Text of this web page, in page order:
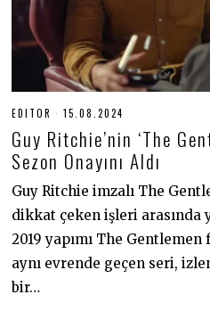
EDITOR 15.08.2024
.
8
2
2
4
Guy Ritchie’nin ‘The
Sezon Onayını Aldı
Guy Ritchie imzalı The
dikkat çeken işleri arasında
2019 yapımı The
aynı evrende geçen seri,
bir…